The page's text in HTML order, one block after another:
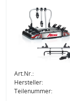
Art.Nr.:
Hersteller:
Teilenummer: